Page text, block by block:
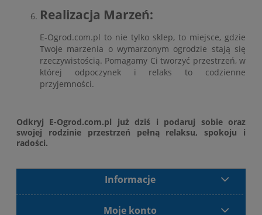
Realizacja Marzeń:
E-Ogrod.com.pl to nie tylko sklep, to miejsce, gdzie
Twoje marzenia o wymarzonym ogrodzie stają się
rzeczywistością. Pomagamy Ci tworzyć przestrzeń, w
której odpoczynek i relaks to codzienne
przyjemności.
Odkryj E-Ogrod.com.pl już dziś i podaruj sobie oraz
swojej rodzinie przestrzeń pełną relaksu, spokoju i
radości.
Informacje
Moje konto